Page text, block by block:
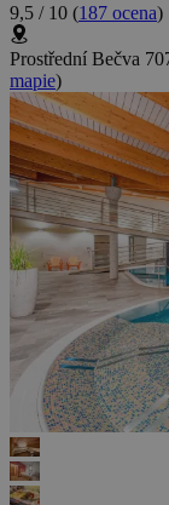
9,5 / 10 (187 ocena)
Prostřední Bečva
mapie)